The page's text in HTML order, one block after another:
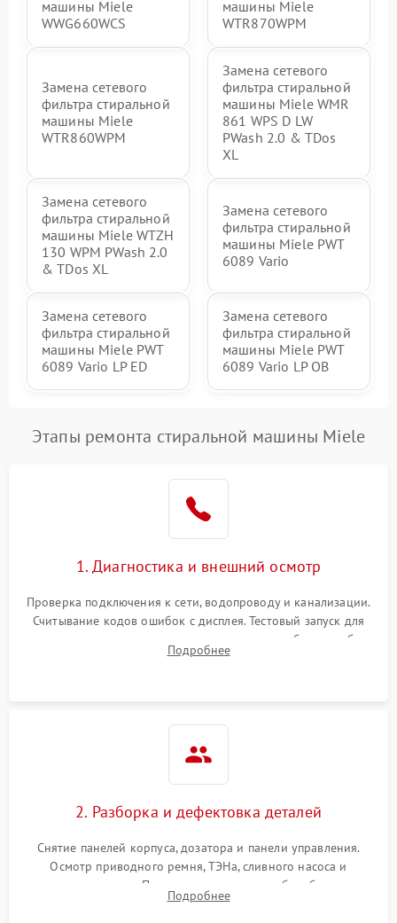
машины Miele
WWG660WCS
машины Miele
WTR870WPM
Замена сетевого
фильтра стиральной
машины Miele
WTR860WPM
Замена сетевого
фильтра стиральной
машины Miele WMR
861 WPS D LW
PWash 2.0 & TDos
XL
Замена сетевого
фильтра стиральной
машины Miele WTZH
130 WPM PWash 2.0
& TDos XL
Замена сетевого
фильтра стиральной
машины Miele PWT
6089 Vario
Замена сетевого
фильтра стиральной
машины Miele PWT
6089 Vario LP ED
Замена сетевого
фильтра стиральной
машины Miele PWT
6089 Vario LP OB
Этапы ремонта стиральной машины Miele
1. Диагностика и внешний осмотр
Проверка подключения к сети, водопроводу и канализации.
Считывание кодов ошибок с дисплея. Тестовый запуск для
выявления посторонних шумов, протечек или сбоев в работе
электронного модуля управления.
Подробнее
2. Разборка и дефектовка деталей
Снятие панелей корпуса, дозатора и панели управления.
Осмотр приводного ремня, ТЭНа, сливного насоса и
амортизаторов. Проверка подшипников барабана и
крестовины на износ, а манжеты люка на разрывы.
Подробнее